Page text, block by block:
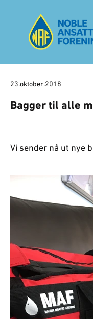
23.oktober.2018
Bagger til alle
Vi sender nå ut nye